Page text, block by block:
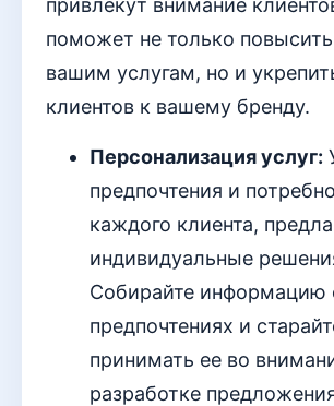
привлекут внимание
поможет не только повысить
вашим услугам, но и
клиентов к вашему бренду.
Персонализация услуг:
предпочтения и
каждого клиента,
индивидуальные
Собирайте информацию
предпочтениях и
принимать ее во
разработке